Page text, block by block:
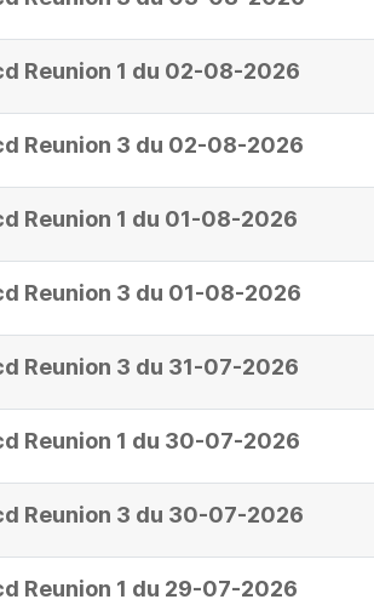
Reunion 1 du 02-08-2026
Reunion 3 du 02-08-2026
Reunion 1 du 01-08-2026
Reunion 3 du 01-08-2026
Reunion 3 du 31-07-2026
Reunion 1 du 30-07-2026
Reunion 3 du 30-07-2026
Reunion 1 du 29-07-2026